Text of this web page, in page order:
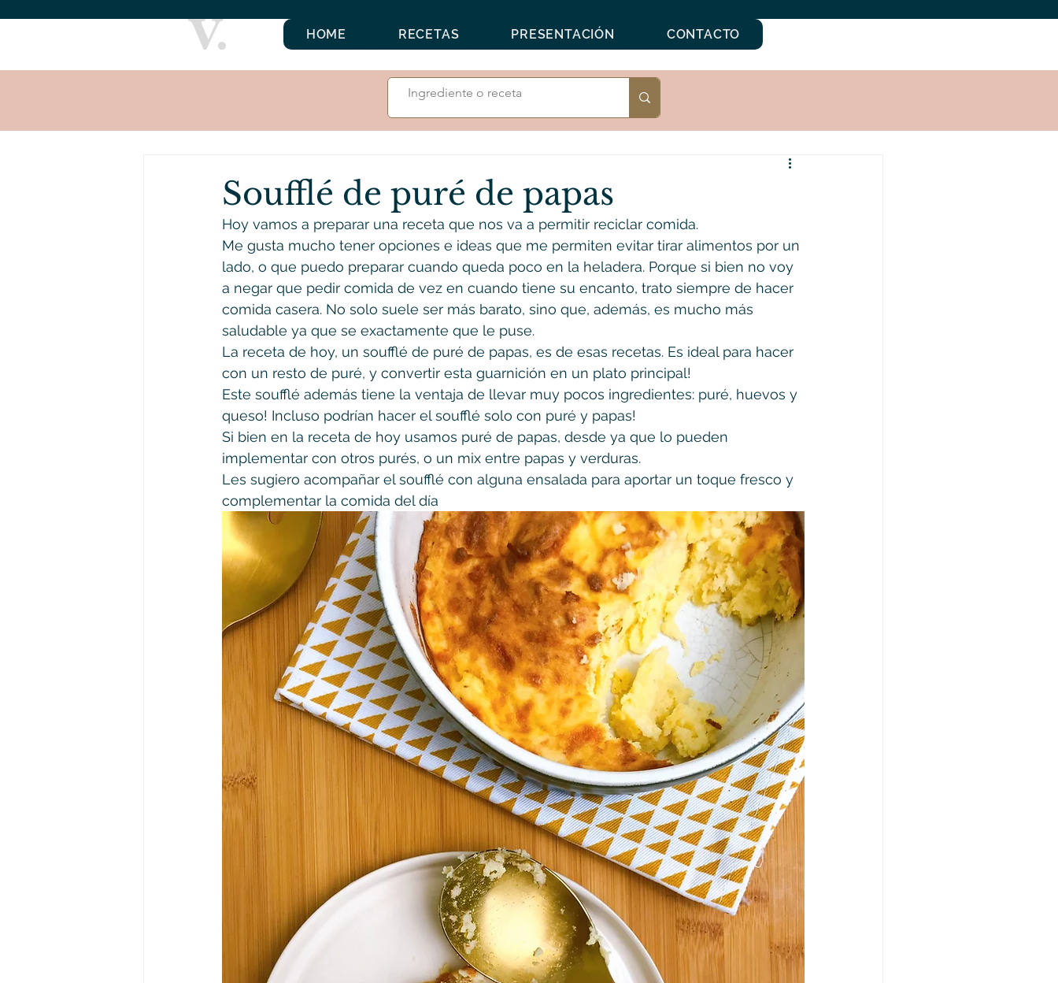
HOME RECETAS PRESENTACIÓN CONTACTO
Soufflé de puré de papas
Hoy vamos a preparar una receta que nos va a permitir reciclar comida.
Me gusta mucho tener opciones e ideas que me permiten evitar tirar alimentos por un
lado, o que puedo preparar cuando queda poco en la heladera. Porque si bien no voy
a negar que pedir comida de vez en cuando tiene su encanto, trato siempre de hacer
comida casera. No solo suele ser más barato, sino que, además, es mucho más
saludable ya que se exactamente que le puse.
La receta de hoy, un soufflé de puré de papas, es de esas recetas. Es ideal para hacer
con un resto de puré, y convertir esta guarnición en un plato principal!
Este soufflé además tiene la ventaja de llevar muy pocos ingredientes: puré, huevos y
queso! Incluso podrían hacer el soufflé solo con puré y papas!
Si bien en la receta de hoy usamos puré de papas, desde ya que lo pueden
implementar con otros purés, o un mix entre papas y verduras.
Les sugiero acompañar el soufflé con alguna ensalada para aportar un toque fresco y
complementar la comida del día